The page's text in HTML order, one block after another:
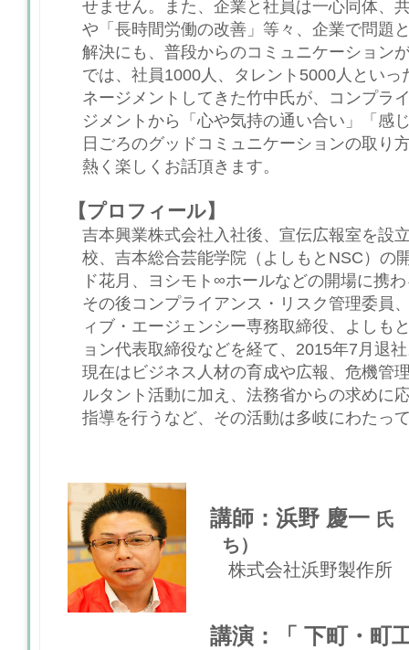
せません。また、企業と社員は一心同体、
や「長時間労働の改善」等々、企業で問題
解決にも、普段からのコミュニケーション
では、社員1000人、タレント5000人といっ
ネージメントしてきた竹中氏が、コンプラ
ジメントから「心や気持の通い合い」「感
日ごろのグッドコミュニケーションの取り
熱く楽しくお話頂きます。
【プロフィール】
吉本興業株式会社入社後、宣伝広報室を設
校、吉本総合芸能学院（よしもとNSC）の
ド花月、ヨシモト∞ホールなどの開場に携
その後コンプライアンス・リスク管理委員
ィブ・エージェンシー専務取締役、よしも
ョン代表取締役などを経て、2015年7月退
現在はビジネス人材の育成や広報、危機管
ルタント活動に加え、法務省からの求めに
指導を行うなど、その活動は多岐にわたっ
講師：浜野 慶一 氏
ち）
株式会社浜野製作所
講演：「 下町・町